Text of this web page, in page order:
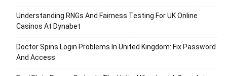
Understanding RNGs And Fairness Testing For UK Online
Casinos At Dynabet
Doctor Spins Login Problems In United Kingdom: Fix Password
And Access